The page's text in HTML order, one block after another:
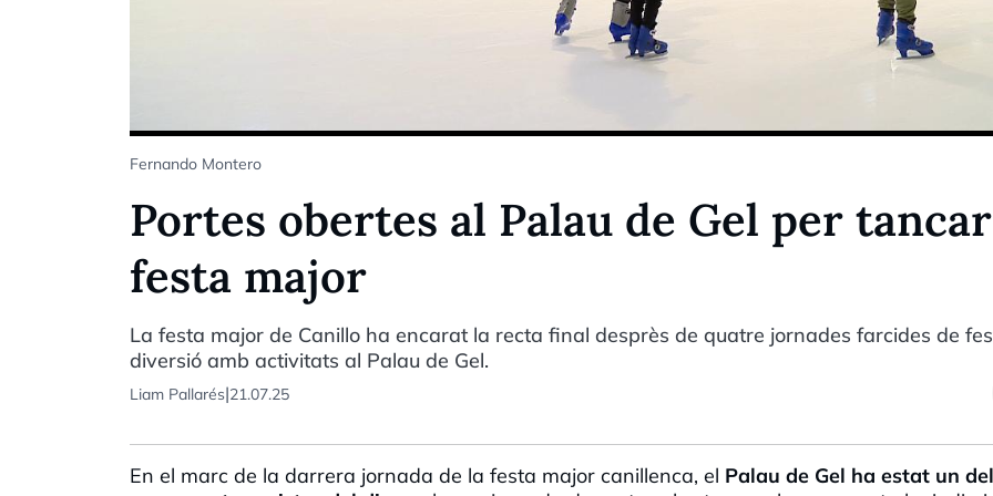
Fernando Montero
Portes obertes al Palau de Gel per
festa major
La festa major de Canillo ha encarat la recta final desprès de quatre jornades farcides de
diversió amb activitats al Palau de Gel.
Liam Pallarés|21.07.25
En el marc de la darrera jornada de la festa major canillenca, el Palau de Gel ha estat un